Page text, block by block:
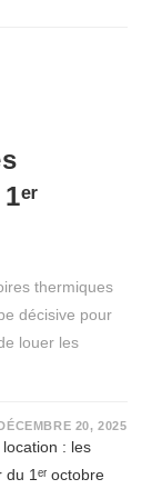
thermiques
décisive pour
louer les
20, 2025